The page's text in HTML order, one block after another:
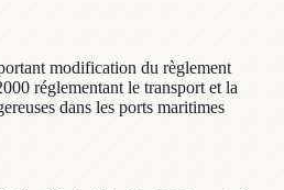
modification du règlement
réglementant le transport et la
dans les ports maritimes